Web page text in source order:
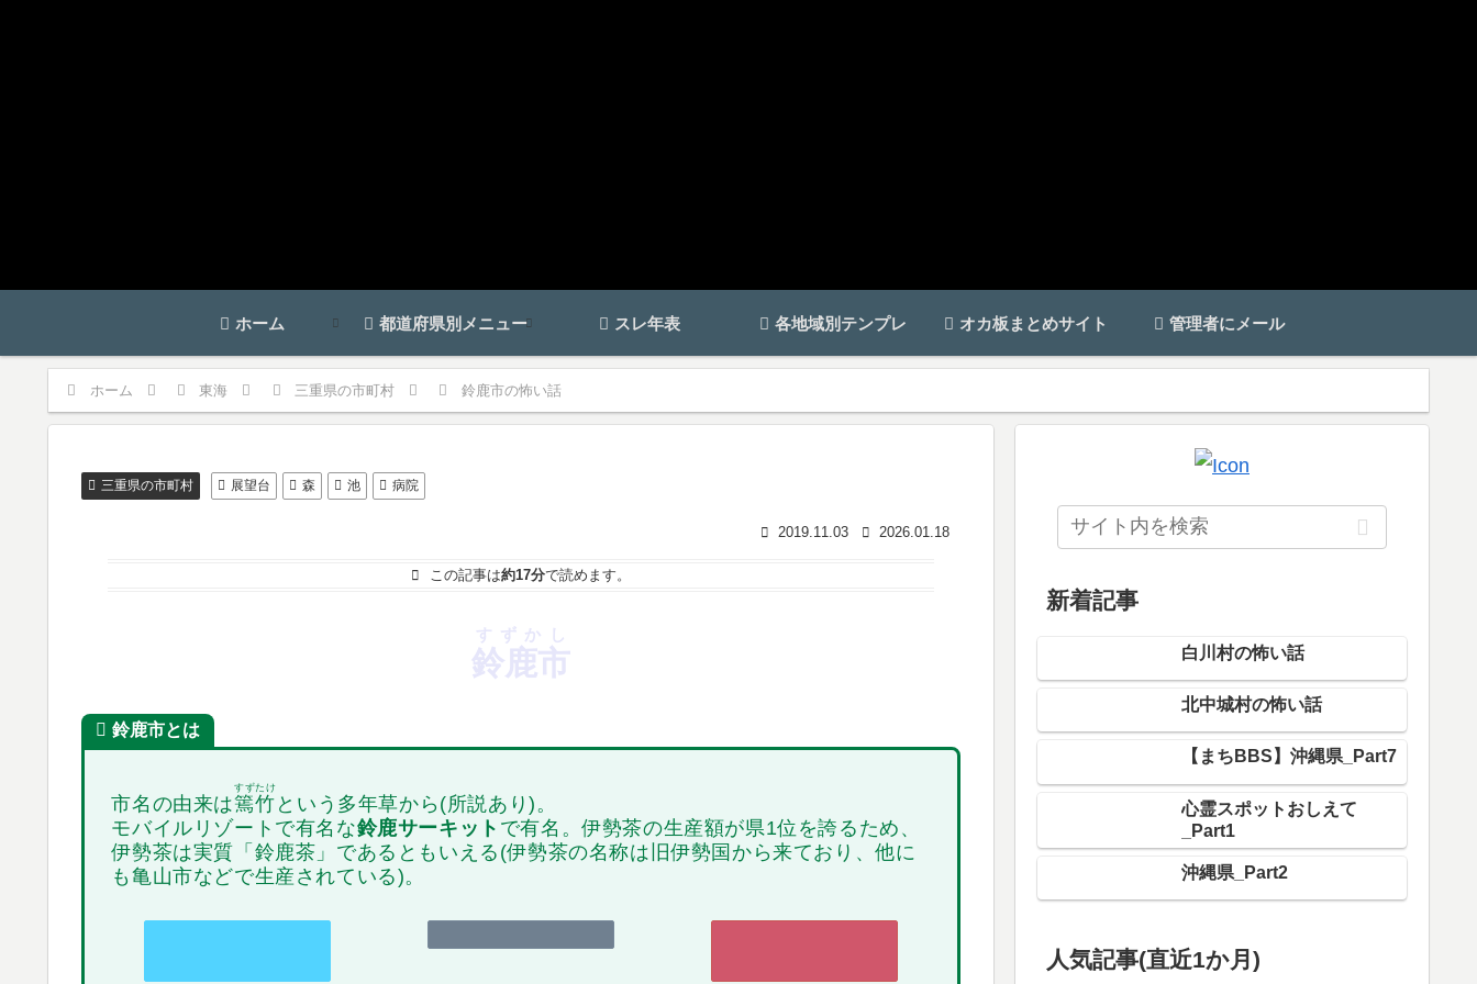
ホーム 都道府県別メニュー スレ年表 各地域別テンプレ オカ板まとめサイト 管理者にメール
ホーム 東海 三重県の市町村 鈴鹿市の怖い話
三重県の市町村 展望台 森 池 病院
2019.11.03 2026.01.18
この記事は約17分で読めます。
鈴鹿市
すずかし
鈴鹿市とは
市名の由来は篶竹
すずたけ
という多年草から(所説あり)。
モバイルリゾートで有名な鈴鹿サーキット で有名。伊勢茶の生産額が県1位を誇るため、
伊勢茶は実質「鈴鹿茶」であるともいえる(伊勢茶の名称は旧伊勢国から来ており、他に
も亀山市などで生産されている)。
新着記事
白川村の怖い話
北中城村の怖い話
【まちBBS】沖縄県_Part7
心霊スポットおしえて
_Part1
沖縄県_Part2
人気記事(直近1か月)